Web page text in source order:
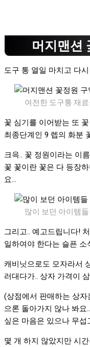
머지맨션
도구 통 열일 마치고 다
여전한 도구통 재
꽃 심기를 이어받는 또
최종단계인 9 렙의 화분
크윽.. 꽃 정원이라는 이
꽃 꽃이란 꽃은 다 등장
요…
많이 보던 아이템
그리고.. 예고드립니다!
일하여야 한다는 슬픈 소
캐비닛으로도 모자라서
러대다가.. 상자 가격이
(상점에서 판매하는 상
으론 돌아가지 않나 봐요
싶은 마음은 있으나 무섭
몇 개 하지 않았지만 시